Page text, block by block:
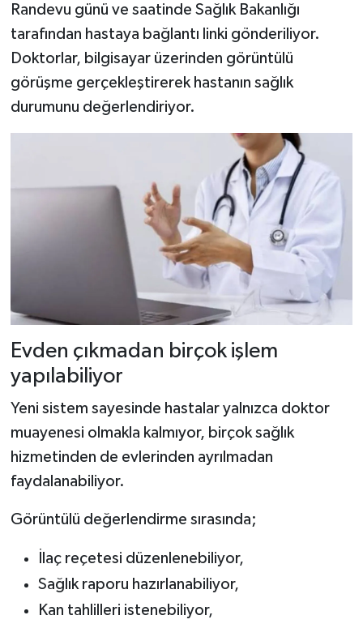
Randevu günü ve saatinde Sağlık Bakanlığı
tarafından hastaya bağlantı linki gönderiliyor.
Doktorlar, bilgisayar üzerinden görüntülü
görüşme gerçekleştirerek hastanın sağlık
durumunu değerlendiriyor.
Evden çıkmadan birçok işlem
yapılabiliyor
Yeni sistem sayesinde hastalar yalnızca doktor
muayenesi olmakla kalmıyor, birçok sağlık
hizmetinden de evlerinden ayrılmadan
faydalanabiliyor.
Görüntülü değerlendirme sırasında;
İlaç reçetesi düzenlenebiliyor,
Sağlık raporu hazırlanabiliyor,
Kan tahlilleri istenebiliyor,